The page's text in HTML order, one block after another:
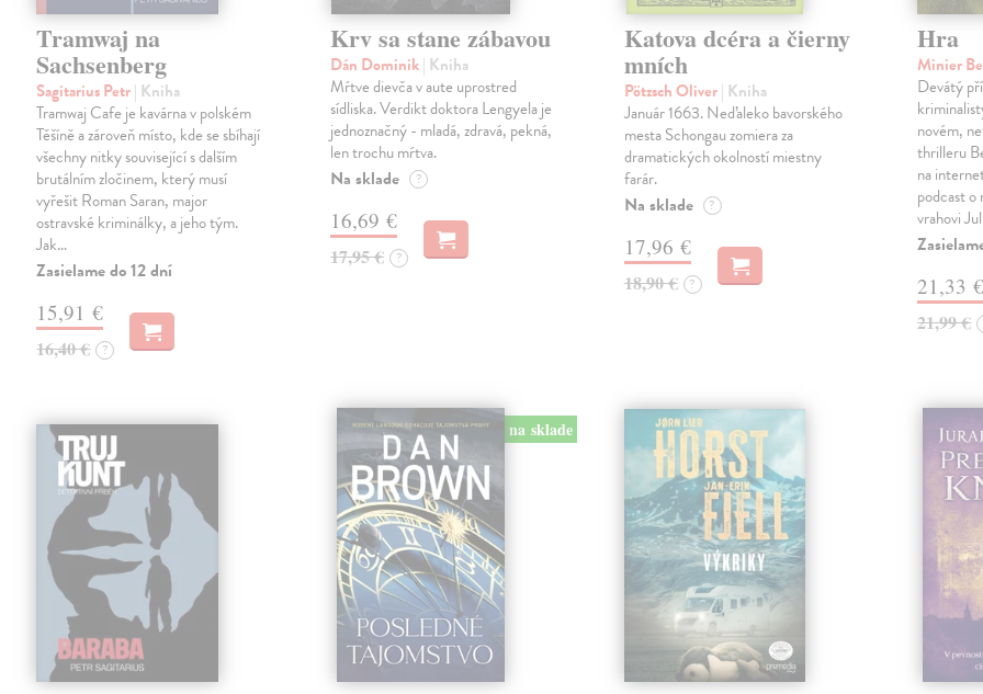
Tramwaj na
Sachsenberg
Sagitarius Petr| Kniha
Tramwaj Cafe je kavárna v polském
Těšíně a zároveň místo, kde se sbíhají
všechny nitky související s dalším
brutálním zločinem, který musí
vyřešit Roman Saran, major
ostravské kriminálky, a jeho tým.
Jak…
Zasielame do 12 dní
15,91 €
16,40 € ?
Krv sa stane zábavou
Dán Dominik| Kniha
Mŕtve dievča v aute uprostred
sídliska. Verdikt doktora Lengyela je
jednoznačný - mladá, zdravá, pekná,
len trochu mŕtva.
Na sklade ?
16,69 €
17,95 € ?
Katova dcéra a čierny
mních
Pötzsch Oliver| Kniha
Január 1663. Neďaleko bavorského
mesta Schongau zomiera za
dramatických okolností miestny
farár.
Na sklade ?
17,96 €
18,90 € ?
Hra
Minier
Devátý
novém,
thrilleru
na
podcast
vrahovi
21,33 €
21,99 €
na sklade